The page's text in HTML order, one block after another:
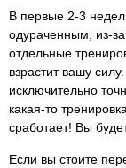
В первые 2-3
одураченным, из-
отдельные
взрастит вашу
исключительно
какая-то
сработает! Вы
Если вы стоите